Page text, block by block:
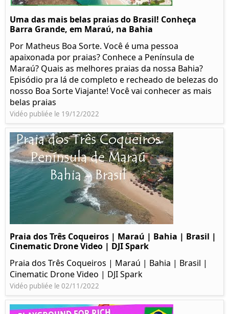
Uma das mais belas praias do Brasil! Conheça
Barra Grande, em Maraú, na Bahia
Por Matheus Boa Sorte. Você é uma pessoa
apaixonada por praias? Conhece a Península de
Maraú? Quais as melhores praias da nossa Bahia?
Episódio pra lá de completo e recheado de belezas do
nosso Boa Sorte Viajante! Você vai conhecer as mais
belas praias
Vidéo publiée le 19/12/2022
Praia dos Três Coqueiros | Maraú | Bahia | Brasil |
Cinematic Drone Video | DJI Spark
Praia dos Três Coqueiros | Maraú | Bahia | Brasil |
Cinematic Drone Video | DJI Spark
Vidéo publiée le 02/11/2022